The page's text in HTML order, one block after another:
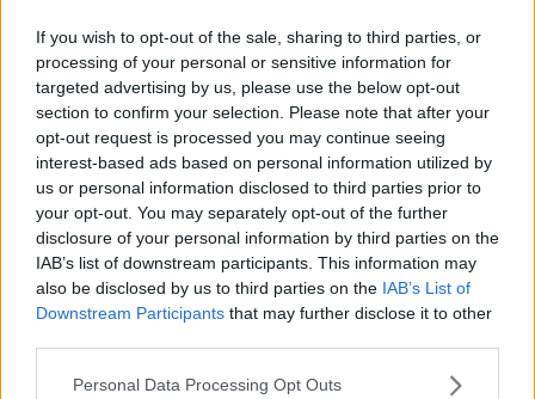
If you wish to opt-out of the sale, sharing to third parties, or
processing of your personal or sensitive information for
targeted advertising by us, please use the below opt-out
section to confirm your selection. Please note that after your
opt-out request is processed you may continue seeing
interest-based ads based on personal information utilized by
us or personal information disclosed to third parties prior to
your opt-out. You may separately opt-out of the further
disclosure of your personal information by third parties on the
IAB’s list of downstream participants. This information may
also be disclosed by us to third parties on the IAB’s List of
Downstream Participants that may further disclose it to other
Personal Data Processing Opt Outs
COLLESALVETTI — Legionella all'asilo, scuola chiusa e attività
didattica sospesa almeno per la giornata di oggi e poi possibile
ripresa in altra sede: succede a Collesalvetti, nella scuola
dell'infanzia di Guasticce "Via della Colmata".
Ieri pomeriggio, spiega in una nota la sindaca Sara Paoli, "sono
stati acquisiti i risultati delle analisi sui campioni dell'acqua prelevati
alla scuola". Ebbene: "In base a tali risultati l’Azienda Usl Toscana
Nord Ovest, in presenza del batterio della legionella, ha imposto la
chiusura di tutti i punti di erogazione dell'acqua calda e fredda".
"Per tale ragione, in via precauzionale e nelle more dello